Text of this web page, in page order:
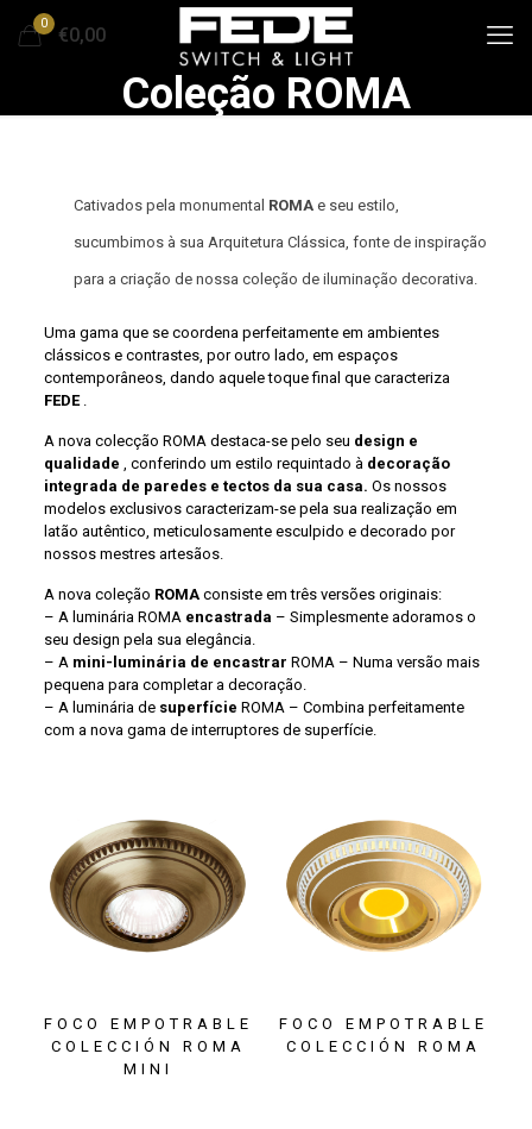
0
€0,00
Coleção ROMA
Cativados pela monumental ROMA e seu estilo,
sucumbimos à sua Arquitetura Clássica, fonte de inspiração
para a criação de nossa coleção de iluminação decorativa.
Uma gama que se coordena perfeitamente em ambientes
clássicos e contrastes, por outro lado, em espaços
contemporâneos, dando aquele toque final que caracteriza
FEDE .
A nova colecção ROMA destaca-se pelo seu design e
qualidade , conferindo um estilo requintado à decoração
integrada de paredes e tectos da sua casa. Os nossos
modelos exclusivos caracterizam-se pela sua realização em
latão autêntico, meticulosamente esculpido e decorado por
nossos mestres artesãos.
A nova coleção ROMA consiste em três versões originais:
– A luminária ROMA encastrada – Simplesmente adoramos o
seu design pela sua elegância.
– A mini-luminária de encastrar ROMA – Numa versão mais
pequena para completar a decoração.
– A luminária de superfície ROMA – Combina perfeitamente
com a nova gama de interruptores de superfície.
FOCO EMPOTRABLE
COLECCIÓN ROMA
MINI
FOCO EMPOTRABLE
COLECCIÓN ROMA